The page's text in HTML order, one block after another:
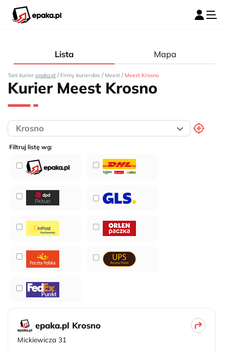
Lista Mapa
Tani kurier epaka.pl / Firmy kurierskie / Meest / Meest Krosno
Kurier Meest Krosno
Filtruj listę wg:
epaka.pl Krosno
Mickiewicza 31